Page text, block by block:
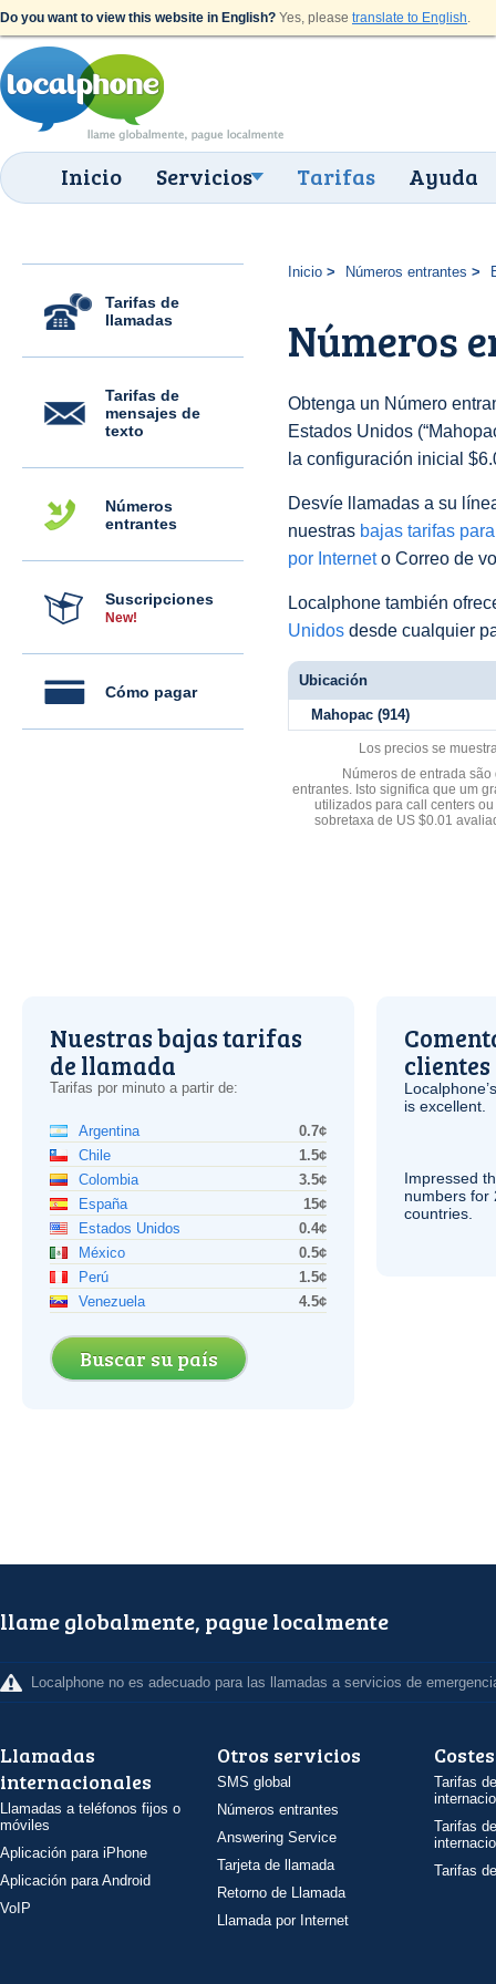
Do you want to view this website in English? Yes, please translate to English.
Inicio Servicios Tarifas Ayuda
Tarifas de
llamadas
Tarifas de
mensajes de
texto
Números
entrantes
Suscripciones
New!
Cómo pagar
Inicio Números entrantes
Números
Obtenga un Número
Estados Unidos
la configuración inicial
Desvíe llamadas a su
nuestras bajas tarifas
por Interneto Correo de
Localphone también
Unidos desde cualquier
Ubicación
Mahopac (914)
Los precios se
Números de entrada
entrantes. Isto significa que um
utilizados para call centers
sobretaxa de US $0.01
Nuestras bajas tarifas
de llamada
Tarifas por minuto a partir de:
Argentina
0.7¢
Chile
1.5¢
Colombia
3.5¢
España
15¢
Estados Unidos
0.4¢
México
0.5¢
Perú
1.5¢
Venezuela
4.5¢
Buscar su país
clientes
is excellent.
Impressed
numbers for
countries.
llame globalmente, pague localmente
Localphone no es adecuado para las llamadas a servicios de
Llamadas
internacionales
Llamadas a teléfonos fijos o
móviles
Aplicación para iPhone
Aplicación para Android
VoIP
Otros servicios
SMS global
Números entrantes
Answering Service
Tarjeta de llamada
Retorno de Llamada
Llamada por Internet
Costes
Tarifas
Tarifas
Tarifas